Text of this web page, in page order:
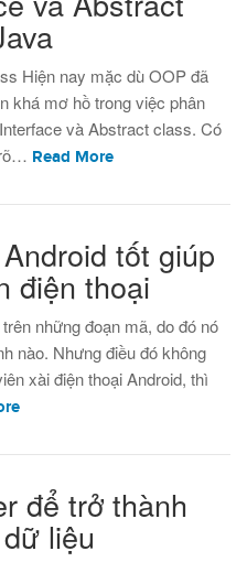
Hiện nay mặc dù OOP đã
khá mơ hồ trong việc phân
và Abstract class. Có
Read More
tốt giúp
điện thoại
những đoạn mã, do đó nó
nào. Nhưng điều đó không
xài điện thoại Android, thì
để trở thành
liệu